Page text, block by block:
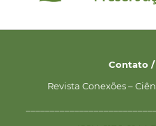
Contato /
Revista Conexões –